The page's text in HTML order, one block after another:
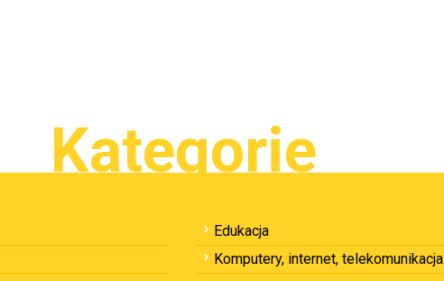
Kategorie
Edukacja
Komputery, internet, telekomunikacja